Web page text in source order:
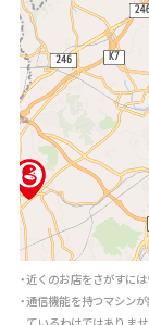
・近くのお店をさがすに
・通信機能を持つマシン